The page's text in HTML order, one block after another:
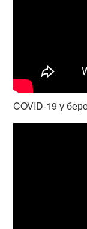
COVID-19 у